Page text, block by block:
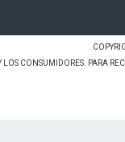
LOS CONSUMIDORES. PARA